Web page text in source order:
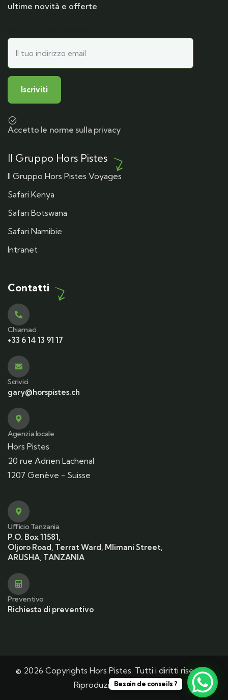
ultime novità e offerte
Accetto le norme sulla privacy
Il Gruppo Hors Pistes
Il Gruppo Hors Pistes Voyages
Safari Kenya
Safari Botswana
Safari Namibie
Intranet
Contatti
Chiamaci
+33 6 14 13 91 17
Scrivici
gary@horspistes.ch
Agenzia locale
Hors Pistes
20 rue Adrien Lachenal
1207 Genève - Suisse
Ufficio Tanzania
P.O. Box 11581,
Oljoro Road, Terrat Ward, Mlimani Street,
ARUSHA, TANZANIA
Preventivo
Richiesta di preventivo
© 2026 Copyrights Hors Pistes. Tutti i diritti riservati.
Riproduzione vietata.
Besoin de conseils ?